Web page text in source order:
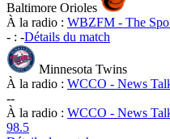
Baltimore Orioles
À la radio : WBZFM - The
- : -Détails du match
Minnesota Twins
À la radio : WCCO - News
--
À la radio : WCCO - News
98.5